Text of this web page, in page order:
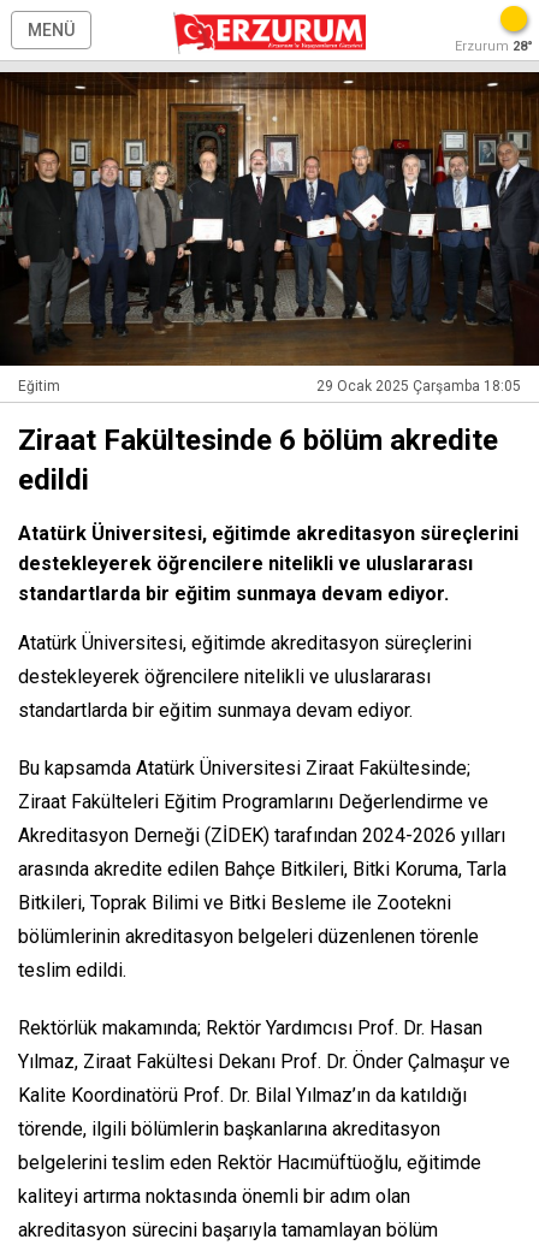
MENÜ
Erzurum 28°
Eğitim 29 Ocak 2025 Çarşamba 18:05
Ziraat Fakültesinde 6 bölüm akredite
edildi
Atatürk Üniversitesi, eğitimde akreditasyon süreçlerini
destekleyerek öğrencilere nitelikli ve uluslararası
standartlarda bir eğitim sunmaya devam ediyor.
Atatürk Üniversitesi, eğitimde akreditasyon süreçlerini
destekleyerek öğrencilere nitelikli ve uluslararası
standartlarda bir eğitim sunmaya devam ediyor.
Bu kapsamda Atatürk Üniversitesi Ziraat Fakültesinde;
Ziraat Fakülteleri Eğitim Programlarını Değerlendirme ve
Akreditasyon Derneği (ZİDEK) tarafından 2024-2026 yılları
arasında akredite edilen Bahçe Bitkileri, Bitki Koruma, Tarla
Bitkileri, Toprak Bilimi ve Bitki Besleme ile Zootekni
bölümlerinin akreditasyon belgeleri düzenlenen törenle
teslim edildi.
Rektörlük makamında; Rektör Yardımcısı Prof. Dr. Hasan
Yılmaz, Ziraat Fakültesi Dekanı Prof. Dr. Önder Çalmaşur ve
Kalite Koordinatörü Prof. Dr. Bilal Yılmaz’ın da katıldığı
törende, ilgili bölümlerin başkanlarına akreditasyon
belgelerini teslim eden Rektör Hacımüftüoğlu, eğitimde
kaliteyi artırma noktasında önemli bir adım olan
akreditasyon sürecini başarıyla tamamlayan bölüm